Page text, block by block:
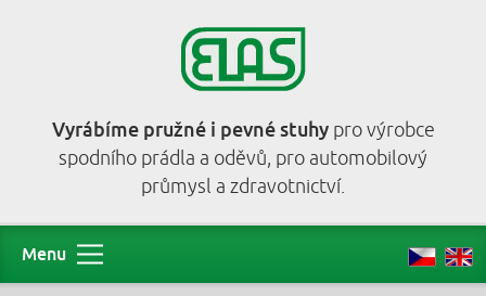
Vyrábíme pružné i pevné stuhypro výrobce
spodního prádla a oděvů, pro automobilový
průmysl a zdravotnictví.
Menu